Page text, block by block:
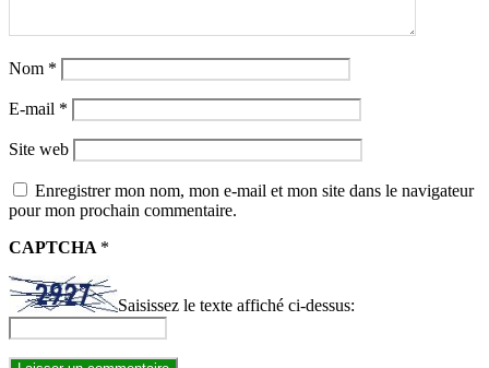
Nom *
E-mail *
Site web
Enregistrer mon nom, mon e-mail et mon site dans le navigateur
pour mon prochain commentaire.
CAPTCHA *
Saisissez le texte affiché ci-dessus: